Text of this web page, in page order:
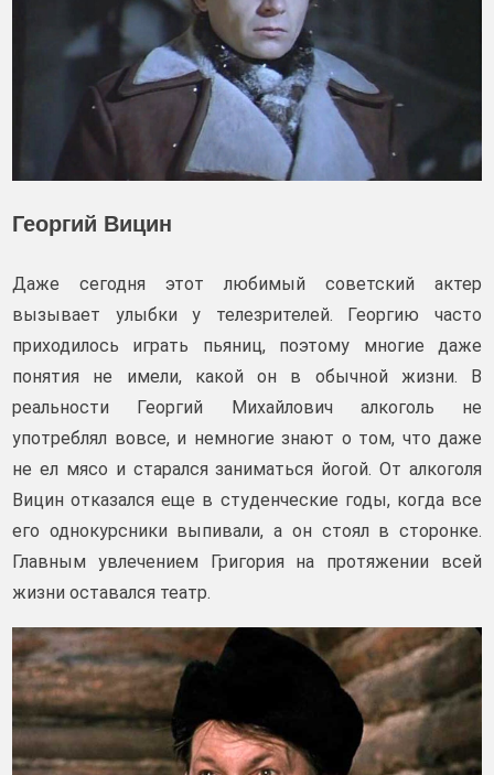
Георгий Вицин
Даже сегодня этот любимый советский актер
вызывает улыбки у телезрителей. Георгию часто
приходилось играть пьяниц, поэтому многие даже
понятия не имели, какой он в обычной жизни. В
реальности Георгий Михайлович алкоголь не
употреблял вовсе, и немногие знают о том, что даже
не ел мясо и старался заниматься йогой. От алкоголя
Вицин отказался еще в студенческие годы, когда все
его однокурсники выпивали, а он стоял в сторонке.
Главным увлечением Григория на протяжении всей
жизни оставался театр.